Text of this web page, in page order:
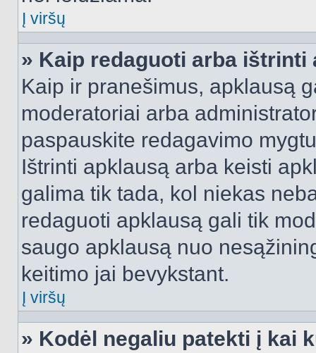
Į viršų
» Kaip redaguoti arba ištrinti
Kaip ir pranešimus, apklausą
moderatoriai arba
paspauskite redagavimo
Ištrinti apklausą arba keisti
galima tik tada, kol niekas
redaguoti apklausą gali tik
saugo apklausą nuo
keitimo jai bevykstant.
Į viršų
» Kodėl negaliu patekti į kai